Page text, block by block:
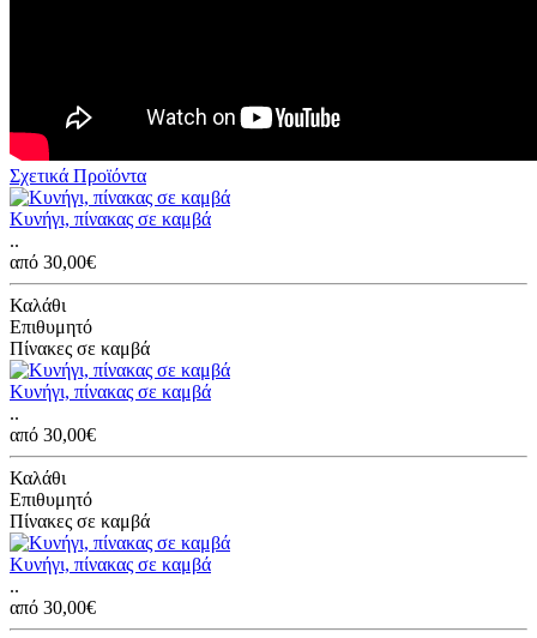
Σχετικά Προϊόντα
Κυνήγι, πίνακας σε καμβά
..
από 30,00€
Καλάθι
Επιθυμητό
Πίνακες σε καμβά
Κυνήγι, πίνακας σε καμβά
..
από 30,00€
Καλάθι
Επιθυμητό
Πίνακες σε καμβά
Κυνήγι, πίνακας σε καμβά
..
από 30,00€